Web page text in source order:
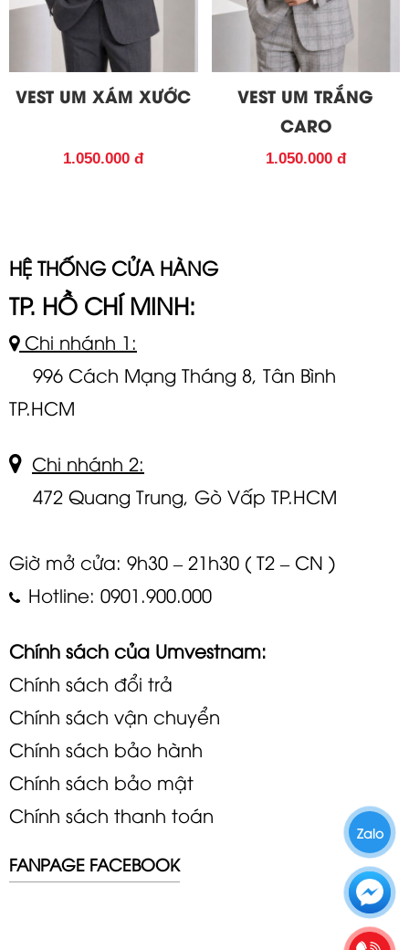
VEST UM XÁM XƯỚC
1.050.000 đ
VEST UM TRẮNG
CARO
1.050.000 đ
HỆ THỐNG CỬA HÀNG
TP. HỒ CHÍ MINH:
Chi nhánh 1:
996 Cách Mạng Tháng 8, Tân Bình
TP.HCM
Chi nhánh 2:
472 Quang Trung, Gò Vấp TP.HCM
Giờ mở cửa: 9h30 – 21h30 ( T2 – CN )
Hotline: 0901.900.000
Chính sách của Umvestnam:
Chính sách đổi trả
Chính sách vận chuyển
Chính sách bảo hành
Chính sách bảo mật
Chính sách thanh toán
FANPAGE FACEBOOK
Zalo